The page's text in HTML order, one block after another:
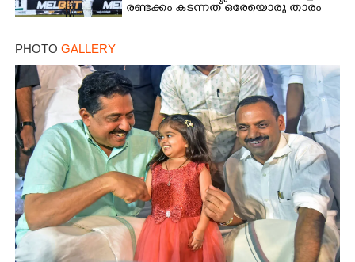
രണ്ടക്കം കടന്നത് ഒരേയൊരു താരം
PHOTO GALLERY